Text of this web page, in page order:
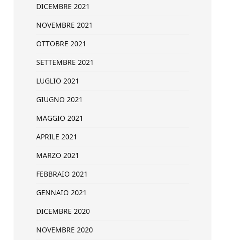
DICEMBRE 2021
NOVEMBRE 2021
OTTOBRE 2021
SETTEMBRE 2021
LUGLIO 2021
GIUGNO 2021
MAGGIO 2021
APRILE 2021
MARZO 2021
FEBBRAIO 2021
GENNAIO 2021
DICEMBRE 2020
NOVEMBRE 2020